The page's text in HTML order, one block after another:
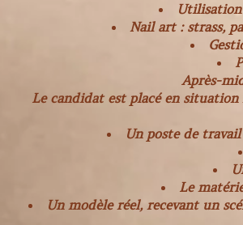
Utilisation
Nail art : strass,
Après-
Le candidat est placé en situation
Un poste de
Le
Un modèle réel, recevant un